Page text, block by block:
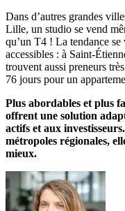
Dans d’autres grandes
Lille, un studio se vend
qu’un T4 ! La tendance se
accessibles : à Saint-
trouvent aussi preneurs
76 jours pour un
Plus abordables et plus
offrent une solution
actifs et aux
métropoles régionales,
mieux.